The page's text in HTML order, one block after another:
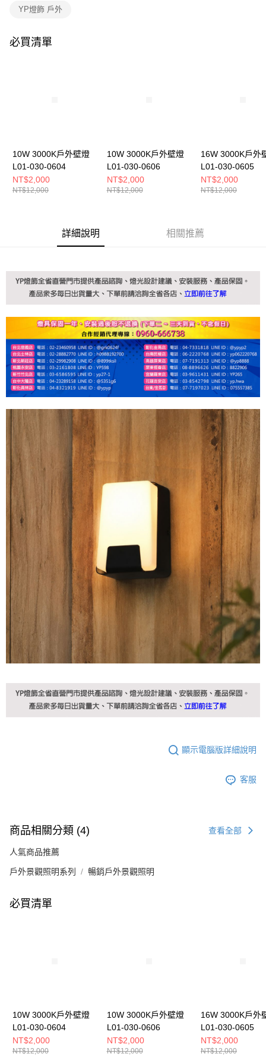
後付繳納相關費用。
※ 交易是否成功請以「AFTEE先享後付 」之結帳頁面顯示為準，若有關於
客戶支援中心」
４．使用「AFTEE先享後付」時，將依據個別帳號之用戶狀況，依本公司即
時審查核予不同之上限額度；若仍有額度不足之情形，本公司將視審查結果
請求用戶進行身份認證。
５．嚴禁一人註冊多個帳號或使用他人資訊註冊。若發現惡意使用之情形，
YP燈飾 戶外
必買清單
10W 3000K戶外壁燈
L01-030-0604
NT$2,000
NT$12,000
10W 3000K戶外壁燈
L01-030-0606
NT$2,000
NT$12,000
16W 3000K戶外
L01-030-0605
NT$2,000
NT$12,000
詳細說明 相關推薦
顯示電腦版詳細說明
客服
商品相關分類 (4) 查看全部
人氣商品推薦
戶外景觀照明系列 暢銷戶外景觀照明
必買清單
10W 3000K戶外壁燈
L01-030-0604
NT$2,000
NT$12,000
10W 3000K戶外壁燈
L01-030-0606
NT$2,000
NT$12,000
16W 3000K戶外
L01-030-0605
NT$2,000
NT$12,000